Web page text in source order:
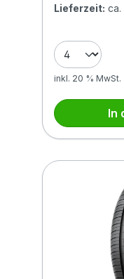
Lieferzeit: ca.
inkl. 20 % MwSt.
In